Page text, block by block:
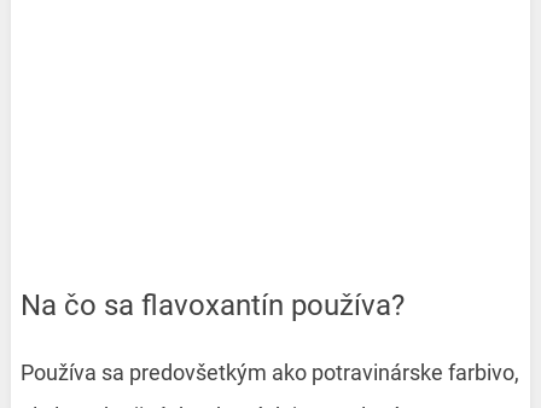
Na čo sa flavoxantín používa?
Používa sa predovšetkým ako potravinárske farbivo,